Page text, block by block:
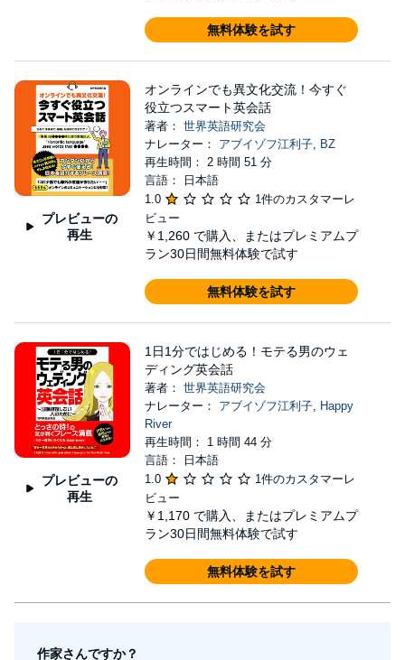
無料体験を試す
プレビューの
再生
オンラインでも異文化交流！今すぐ
役立つスマート英会話
著者： 世界英語研究会
ナレーター： アブイゾフ江利子, BZ
再生時間： 2 時間 51 分
言語： 日本語
1.0
1件のカスタマーレ
ビュー
￥1,260 で購入、またはプレミアムプ
ラン30日間無料体験で試す
無料体験を試す
プレビューの
再生
1日1分ではじめる！モテる男のウェ
ディング英会話
著者： 世界英語研究会
ナレーター： アブイゾフ江利子, Happy
River
再生時間： 1 時間 44 分
言語： 日本語
1.0
1件のカスタマーレ
ビュー
￥1,170 で購入、またはプレミアムプ
ラン30日間無料体験で試す
無料体験を試す
作家さんですか？